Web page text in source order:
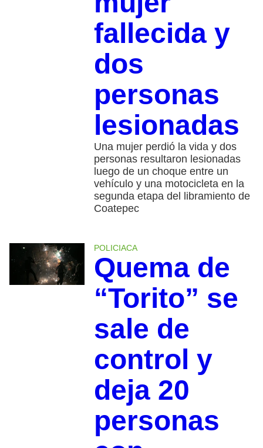
fallecida y
dos
personas
lesionadas
Una mujer perdió la vida y dos
personas resultaron lesionadas
luego de un choque entre un
vehículo y una motocicleta en la
segunda etapa del libramiento de
Coatepec
POLICIACA
Quema de
“Torito” se
sale de
control y
deja 20
personas